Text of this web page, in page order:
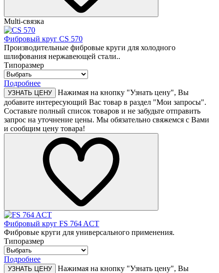
Multi-связка
Фибровый круг CS 570
Производительные фибровые круги для холодного
шлифования нержавеющей стали..
Типоразмер
Подробнее
УЗНАТЬ ЦЕНУ
Нажимая на кнопку "Узнать цену", Вы
добавите интересующий Вас товар в раздел "Мои запросы".
Составьте полный список товаров и не забудьте отправить
запрос на уточнение цены. Мы обязательно свяжемся с Вами
и сообщим цену товара!
Фибровый круг FS 764 ACT
Фибровые круги для универсального применения.
Типоразмер
Подробнее
УЗНАТЬ ЦЕНУ
Нажимая на кнопку "Узнать цену", Вы